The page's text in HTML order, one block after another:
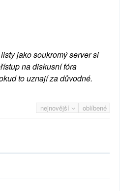
jako soukromý server si
na diskusní fóra
to uznají za důvodné.
nejnovější oblíbené